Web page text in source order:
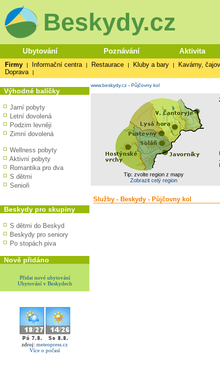
Beskydy.cz
Ubytování Poznávání Aktivita
Firmy | Informační centra | Restaurace | Kluby a bary |
Kavárny,
Doprava
|
Výhodné balíčky
Jarní pobyty
Letní dovolená
Podzim levněji
Zimní dovolená
Wellness pobyty
Aktivní pobyty
Romantika pro dva
S dětmi
Senioři
Beskydy pro skupiny
S dětmi do Beskyd
Beskydy pro seniory
Po stopách piva
Nově přidáno
Přidat nové ubytování
Ubytování v Beskydech
zdroj: meteopress.cz
Více o počasí
www.beskydy.cz - Půjčovny kol
Tip: zvolte region z mapy
Zobrazit celý region
Služby - Beskydy - Půjčovny kol